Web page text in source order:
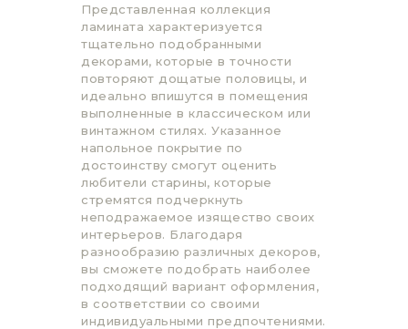
Представленная коллекция
ламината характеризуется
тщательно подобранными
декорами, которые в точности
повторяют дощатые половицы, и
идеально впишутся в помещения
выполненные в классическом или
винтажном стилях. Указанное
напольное покрытие по
достоинству смогут оценить
любители старины, которые
стремятся подчеркнуть
неподражаемое изящество своих
интерьеров. Благодаря
разнообразию различных декоров,
вы сможете подобрать наиболее
подходящий вариант оформления,
в соответствии со своими
индивидуальными предпочтениями.